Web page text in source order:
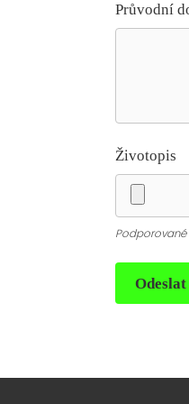
Průvodní
Životopis
Podporované